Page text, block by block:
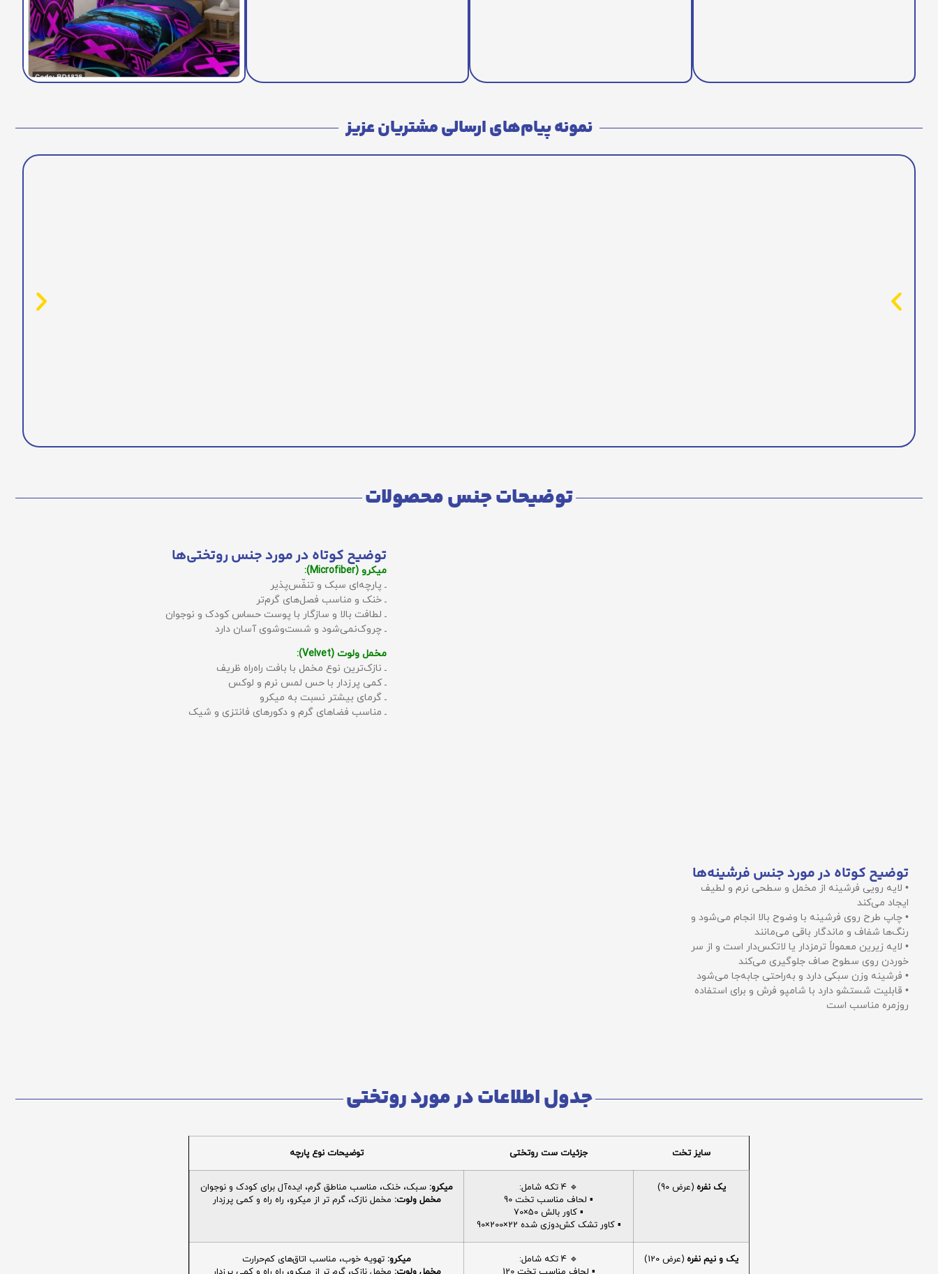
نمونه پیام‌های ارسالی مشتریان عزیز
توضیحات جنس محصولات
توضیح کوتاه در مورد جنس روتختی‌ها
میکرو (Microfiber):
ـ پارچه‌ای سبک و تنفّس‌پذیر
ـ خنک و مناسب فصل‌های گرم‌تر
ـ لطافت بالا و سازگار با پوست حساس کودک و نوجوان
ـ چروک‌نمی‌شود و شست‌وشوی آسان دارد
مخمل ولوت (Velvet):
ـ نازک‌ترین نوع مخمل با بافت راه‌راه ظریف
ـ کمی پرزدار با حس لمس نرم و لوکس
ـ گرمای بیشتر نسبت به میکرو
ـ مناسب فضاهای گرم و دکورهای فانتزی و شیک
توضیح کوتاه در مورد جنس فرشینه‌ها
• لایه رویی فرشینه از مخمل و سطحی نرم و لطیف
ایجاد می‌کند
• چاپ طرح روی فرشینه با وضوح بالا انجام می‌شود و
رنگ‌ها شفاف و ماندگار باقی می‌مانند
• لایه زیرین معمولاً ترمزدار یا لاتکس‌دار است و از سر
خوردن روی سطوح صاف جلوگیری می‌کند
• فرشینه وزن سبکی دارد و به‌راحتی جابه‌جا می‌شود
• قابلیت شستشو دارد با شامپو فرش و برای استفاده
روزمره مناسب است
جدول اطلاعات در مورد روتختی
سایز تخت جزئیات ست روتختی توضیحات نوع پارچه
یک نفره (عرض 90)
🔹 4 تکه شامل:
▪️ لحاف مناسب تخت 90
▪️ کاور بالش 50×70
▪️ کاور تشک کش‌دوزی شده 22×200×90
میکرو: سبک، خنک، مناسب مناطق گرم، ایده‌آل برای کودک و نوجوان
مخمل ولوت: مخمل نازک، گرم تر از میکرو، راه راه و کمی پرزدار
یک و نیم نفره (عرض 120)
🔹 4 تکه شامل:
میکرو: تهویه خوب، مناسب اتاق‌های کم‌حرارت